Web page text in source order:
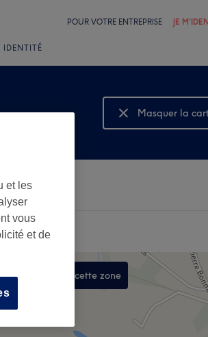
POUR VOTRE ENTREPRISE JE
IDENTITÉ
Masquer la
Montrer la
dans cette zone
et les
vous
et de